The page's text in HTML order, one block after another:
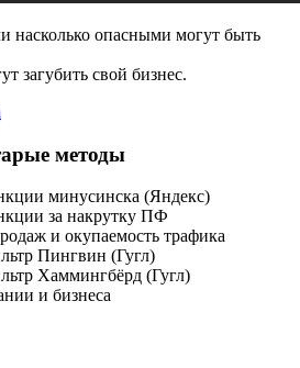
насколько опасными могут быть
загубить свой бизнес.
методы
минусинска (Яндекс)
за накрутку ПФ
и окупаемость трафика
Пингвин (Гугл)
Хаммингбёрд (Гугл)
и бизнеса